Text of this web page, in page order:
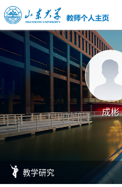
成彬
教学研究